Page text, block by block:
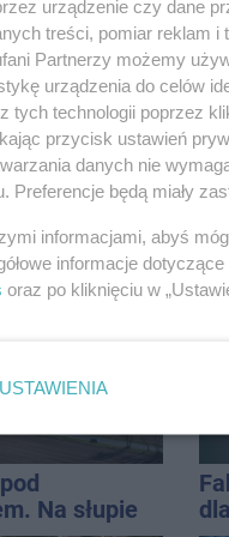
a przed
stanie
ARENA
radnych:
w
Na słupie
urządzenie czy dane
treści, pomiar reklam i
Partnerzy możemy
urządzenia do celów
tych technologii poprzez
przycisk ustawień
danych nie
Preferencje będą miały
informacjami, abyś
informacje
oraz po kliknięciu w
USTAWIENIA